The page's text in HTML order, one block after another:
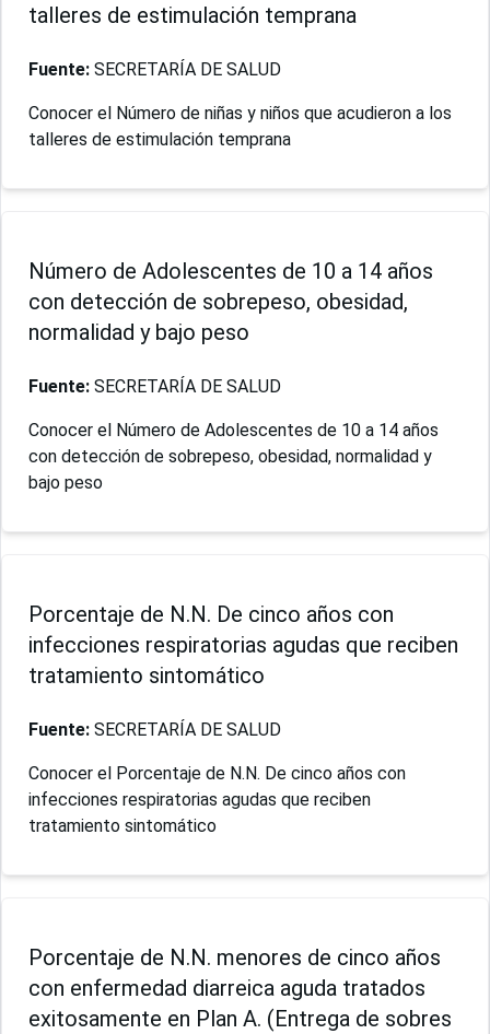
talleres de estimulación temprana
Fuente: SECRETARÍA DE SALUD
Conocer el Número de niñas y niños que acudieron a los
talleres de estimulación temprana
Número de Adolescentes de 10 a 14 años
con detección de sobrepeso, obesidad,
normalidad y bajo peso
Fuente: SECRETARÍA DE SALUD
Conocer el Número de Adolescentes de 10 a 14 años
con detección de sobrepeso, obesidad, normalidad y
bajo peso
Porcentaje de N.N. De cinco años con
infecciones respiratorias agudas que reciben
tratamiento sintomático
Fuente: SECRETARÍA DE SALUD
Conocer el Porcentaje de N.N. De cinco años con
infecciones respiratorias agudas que reciben
tratamiento sintomático
Porcentaje de N.N. menores de cinco años
con enfermedad diarreica aguda tratados
exitosamente en Plan A. (Entrega de sobres